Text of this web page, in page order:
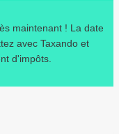
maintenant ! La date
avec Taxando et
d'impôts.